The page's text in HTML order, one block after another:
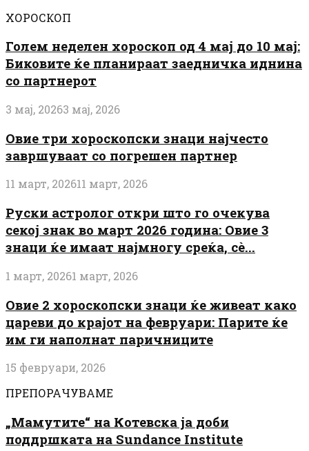
ХОРОСКОП
Голем неделен хороскоп од 4 мај до 10 мај:
Биковите ќе планираат заедничка иднина
со партнерот
3 мај, 20263 мај, 2026
Овие три хороскопски знаци најчесто
завршуваат со погрешен партнер
11 март, 202611 март, 2026
Руски астролог откри што го очекува
секој знак во март 2026 година: Овие 3
знаци ќе имаат најмногу среќа, сè...
1 март, 20261 март, 2026
Овие 2 хороскопски знаци ќе живеат како
цареви до крајот на февруари: Парите ќе
им ги наполнат паричниците
15 февруари, 2026
ПРЕПОРАЧУВАМЕ
„Мамутите“ на Котевска ја доби
поддршката на Sundance Institute